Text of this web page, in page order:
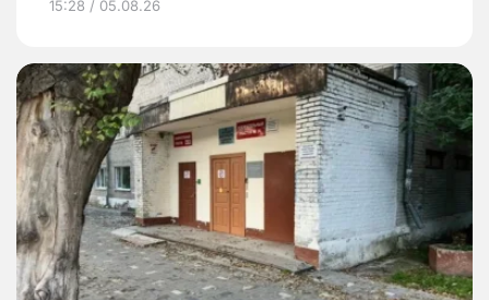
15:28 / 05.08.26